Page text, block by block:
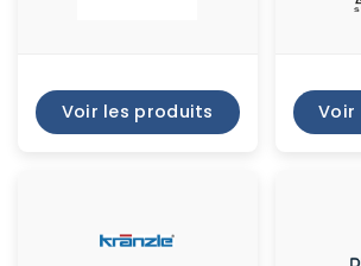
Voir les produits Voir